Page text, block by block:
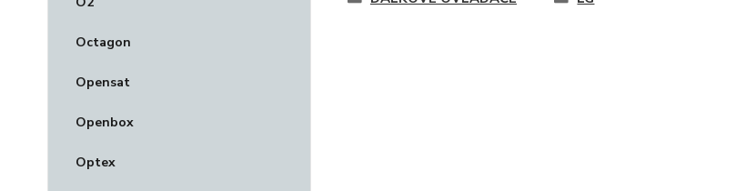
Octagon
Opensat
Openbox
Optex